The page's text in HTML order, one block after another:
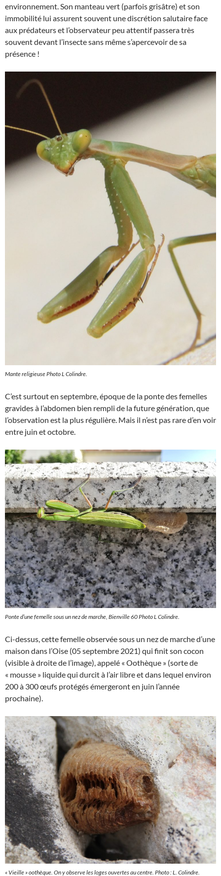
environnement. Son manteau vert (parfois grisâtre) et son
immobilité lui assurent souvent une discrétion salutaire face
aux prédateurs et l’observateur peu attentif passera très
souvent devant l’insecte sans même s’apercevoir de sa
présence !
Mante religieuse Photo L Colindre.
C’est surtout en septembre, époque de la ponte des femelles
gravides à l’abdomen bien rempli de la future génération, que
l’observation est la plus régulière. Mais il n’est pas rare d’en voir
entre juin et octobre.
Ponte d’une femelle sous un nez de marche, Bienville 60 Photo L Colindre.
Ci-dessus, cette femelle observée sous un nez de marche d’une
maison dans l’Oise (05 septembre 2021) qui finit son cocon
(visible à droite de l’image), appelé « Oothèque » (sorte de
« mousse » liquide qui durcit à l’air libre et dans lequel environ
200 à 300 œufs protégés émergeront en juin l’année
prochaine).
« Vieille » oothèque. On y observe les loges ouvertes au centre. Photo : L. Colindre.